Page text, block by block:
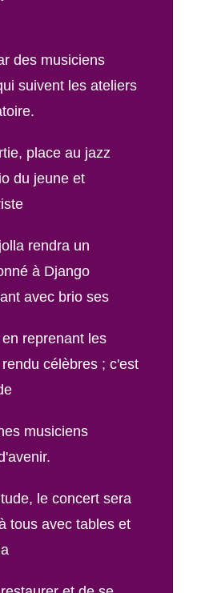
des musiciens
suivent les ateliers
place au jazz
du jeune et
rendra un
à Django
avec brio ses
reprenant les
célèbres ; c'est
musiciens
le concert sera
tous avec tables et